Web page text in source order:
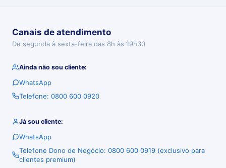
Canais de atendimento
De segunda à sexta-feira das 8h às 19h30
Ainda não sou cliente:
WhatsApp
Telefone: 0800 600 0920
Já sou cliente:
WhatsApp
Telefone Dono de Negócio: 0800 600 0919 (exclusivo para
clientes premium)